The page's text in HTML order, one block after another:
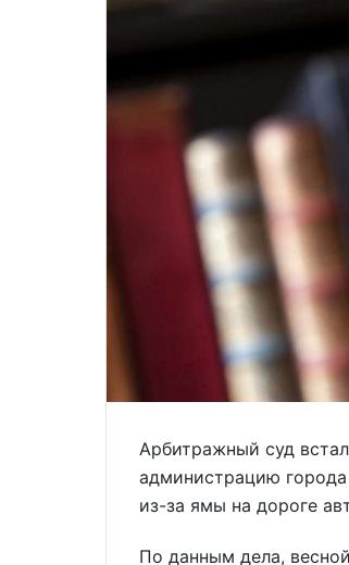
Арбитражный суд
администрацию
из-за ямы на дороге
По данным дела,